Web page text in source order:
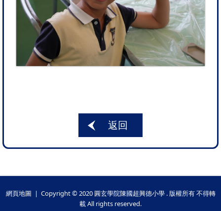
返回
網頁地圖 | Copyright © 2020 圓玄學院陳國超興德小學 . 版權所有 不得轉
載 All rights reserved.